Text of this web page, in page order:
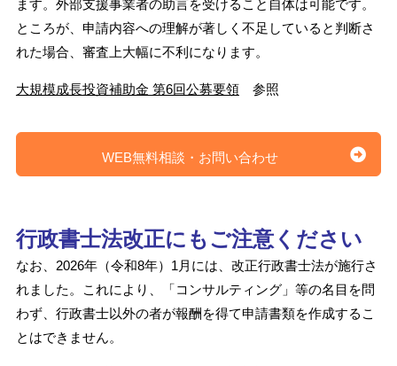
ます。外部支援事業者の助言を受けること自体は可能です。
ところが、申請内容への理解が著しく不足していると判断さ
れた場合、審査上大幅に不利になります。
大規模成長投資補助金 第6回公募要領参照
WEB無料相談・お問い合わせ
行政書士法改正にもご注意ください
なお、2026年（令和8年）1月には、改正行政書士法が施行さ
れました。これにより、「コンサルティング」等の名目を問
わず、行政書士以外の者が報酬を得て申請書類を作成するこ
とはできません。